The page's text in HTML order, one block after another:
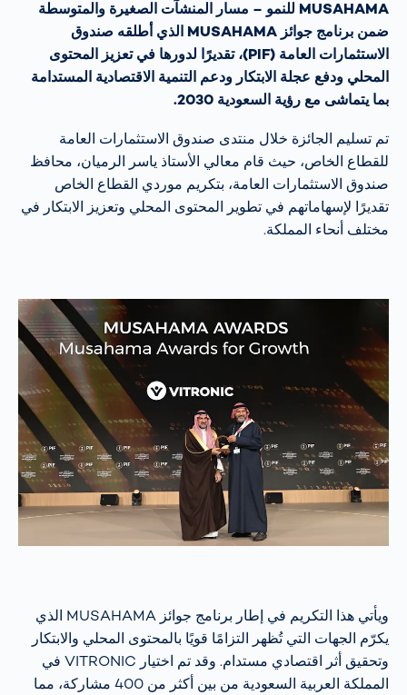
MUSAHAMA للنمو – مسار المنشآت الصغيرة والمتوسطة
ضمن برنامج جوائز MUSAHAMA الذي أطلقه صندوق
الاستثمارات العامة (PIF)، تقديرًا لدورها في تعزيز المحتوى
المحلي ودفع عجلة الابتكار ودعم التنمية الاقتصادية المستدامة
بما يتماشى مع رؤية السعودية 2030.
تم تسليم الجائزة خلال منتدى صندوق الاستثمارات العامة
للقطاع الخاص، حيث قام معالي الأستاذ ياسر الرميان، محافظ
صندوق الاستثمارات العامة، بتكريم موردي القطاع الخاص
تقديرًا لإسهاماتهم في تطوير المحتوى المحلي وتعزيز الابتكار في
مختلف أنحاء المملكة.
ويأتي هذا التكريم في إطار برنامج جوائز MUSAHAMA الذي
يكرّم الجهات التي تُظهر التزامًا قويًا بالمحتوى المحلي والابتكار
وتحقيق أثر اقتصادي مستدام. وقد تم اختيار VITRONIC في
المملكة العربية السعودية من بين أكثر من 400 مشاركة، مما